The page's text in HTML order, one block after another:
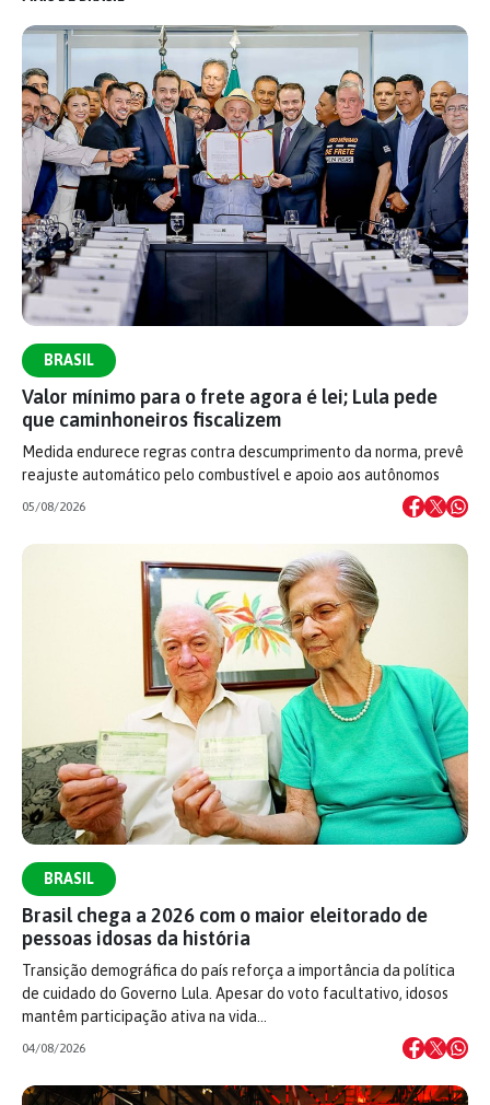
BRASIL
Valor mínimo para o frete agora é lei; Lula pede
que caminhoneiros fiscalizem
Medida endurece regras contra descumprimento da norma, prevê
reajuste automático pelo combustível e apoio aos autônomos
05/08/2026
BRASIL
Brasil chega a 2026 com o maior eleitorado de
pessoas idosas da história
Transição demográfica do país reforça a importância da política
de cuidado do Governo Lula. Apesar do voto facultativo, idosos
mantêm participação ativa na vida…
04/08/2026